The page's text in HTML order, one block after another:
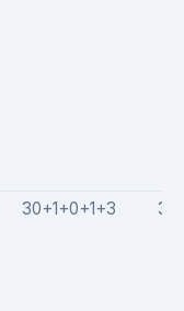
30+1+0+1+3